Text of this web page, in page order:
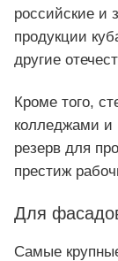
российские и
продукции
другие
Кроме того,
колледжами и
резерв для
престиж
Для
Самые